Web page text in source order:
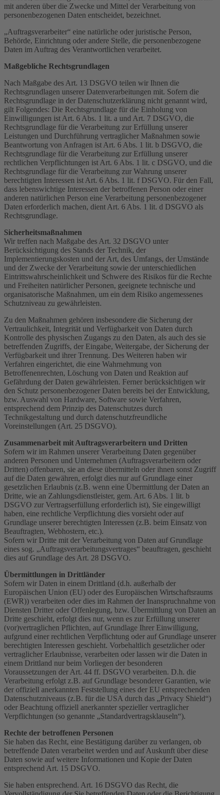
mit anderen über die Zwecke und Mittel der Verarbeitung von
personenbezogenen Daten entscheidet, bezeichnet.
„Auftragsverarbeiter“ eine natürliche oder juristische Person,
Behörde, Einrichtung oder andere Stelle, die personenbezogene
Daten im Auftrag des Verantwortlichen verarbeitet.
Maßgebliche Rechtsgrundlagen
Nach Maßgabe des Art. 13 DSGVO teilen wir Ihnen die
Rechtsgrundlagen unserer Datenverarbeitungen mit. Sofern die
Rechtsgrundlage in der Datenschutzerklärung nicht genannt wird,
gilt Folgendes: Die Rechtsgrundlage für die Einholung von
Einwilligungen ist Art. 6 Abs. 1 lit. a und Art. 7 DSGVO, die
Rechtsgrundlage für die Verarbeitung zur Erfüllung unserer
Leistungen und Durchführung vertraglicher Maßnahmen sowie
Beantwortung von Anfragen ist Art. 6 Abs. 1 lit. b DSGVO, die
Rechtsgrundlage für die Verarbeitung zur Erfüllung unserer
rechtlichen Verpflichtungen ist Art. 6 Abs. 1 lit. c DSGVO, und die
Rechtsgrundlage für die Verarbeitung zur Wahrung unserer
berechtigten Interessen ist Art. 6 Abs. 1 lit. f DSGVO. Für den Fall,
dass lebenswichtige Interessen der betroffenen Person oder einer
anderen natürlichen Person eine Verarbeitung personenbezogener
Daten erforderlich machen, dient Art. 6 Abs. 1 lit. d DSGVO als
Rechtsgrundlage.
Sicherheitsmaßnahmen
Wir treffen nach Maßgabe des Art. 32 DSGVO unter
Berücksichtigung des Stands der Technik, der
Implementierungskosten und der Art, des Umfangs, der Umstände
und der Zwecke der Verarbeitung sowie der unterschiedlichen
Eintrittswahrscheinlichkeit und Schwere des Risikos für die Rechte
und Freiheiten natürlicher Personen, geeignete technische und
organisatorische Maßnahmen, um ein dem Risiko angemessenes
Schutzniveau zu gewährleisten.
Zu den Maßnahmen gehören insbesondere die Sicherung der
Vertraulichkeit, Integrität und Verfügbarkeit von Daten durch
Kontrolle des physischen Zugangs zu den Daten, als auch des sie
betreffenden Zugriffs, der Eingabe, Weitergabe, der Sicherung der
Verfügbarkeit und ihrer Trennung. Des Weiteren haben wir
Verfahren eingerichtet, die eine Wahrnehmung von
Betroffenenrechten, Löschung von Daten und Reaktion auf
Gefährdung der Daten gewährleisten. Ferner berücksichtigen wir
den Schutz personenbezogener Daten bereits bei der Entwicklung,
bzw. Auswahl von Hardware, Software sowie Verfahren,
entsprechend dem Prinzip des Datenschutzes durch
Technikgestaltung und durch datenschutzfreundliche
Voreinstellungen (Art. 25 DSGVO).
Zusammenarbeit mit Auftragsverarbeitern und Dritten
Sofern wir im Rahmen unserer Verarbeitung Daten gegenüber
anderen Personen und Unternehmen (Auftragsverarbeitern oder
Dritten) offenbaren, sie an diese übermitteln oder ihnen sonst Zugriff
auf die Daten gewähren, erfolgt dies nur auf Grundlage einer
gesetzlichen Erlaubnis (z.B. wenn eine Übermittlung der Daten an
Dritte, wie an Zahlungsdienstleister, gem. Art. 6 Abs. 1 lit. b
DSGVO zur Vertragserfüllung erforderlich ist), Sie eingewilligt
haben, eine rechtliche Verpflichtung dies vorsieht oder auf
Grundlage unserer berechtigten Interessen (z.B. beim Einsatz von
Beauftragten, Webhostern, etc.).
Sofern wir Dritte mit der Verarbeitung von Daten auf Grundlage
eines sog. „Auftragsverarbeitungsvertrages“ beauftragen, geschieht
dies auf Grundlage des Art. 28 DSGVO.
Übermittlungen in Drittländer
Sofern wir Daten in einem Drittland (d.h. außerhalb der
Europäischen Union (EU) oder des Europäischen Wirtschaftsraums
(EWR)) verarbeiten oder dies im Rahmen der Inanspruchnahme von
Diensten Dritter oder Offenlegung, bzw. Übermittlung von Daten an
Dritte geschieht, erfolgt dies nur, wenn es zur Erfüllung unserer
(vor)vertraglichen Pflichten, auf Grundlage Ihrer Einwilligung,
aufgrund einer rechtlichen Verpflichtung oder auf Grundlage unserer
berechtigten Interessen geschieht. Vorbehaltlich gesetzlicher oder
vertraglicher Erlaubnisse, verarbeiten oder lassen wir die Daten in
einem Drittland nur beim Vorliegen der besonderen
Voraussetzungen der Art. 44 ff. DSGVO verarbeiten. D.h. die
Verarbeitung erfolgt z.B. auf Grundlage besonderer Garantien, wie
der offiziell anerkannten Feststellung eines der EU entsprechenden
Datenschutzniveaus (z.B. für die USA durch das „Privacy Shield“)
oder Beachtung offiziell anerkannter spezieller vertraglicher
Verpflichtungen (so genannte „Standardvertragsklauseln“).
Rechte der betroffenen Personen
Sie haben das Recht, eine Bestätigung darüber zu verlangen, ob
betreffende Daten verarbeitet werden und auf Auskunft über diese
Daten sowie auf weitere Informationen und Kopie der Daten
entsprechend Art. 15 DSGVO.
Sie haben entsprechend. Art. 16 DSGVO das Recht, die